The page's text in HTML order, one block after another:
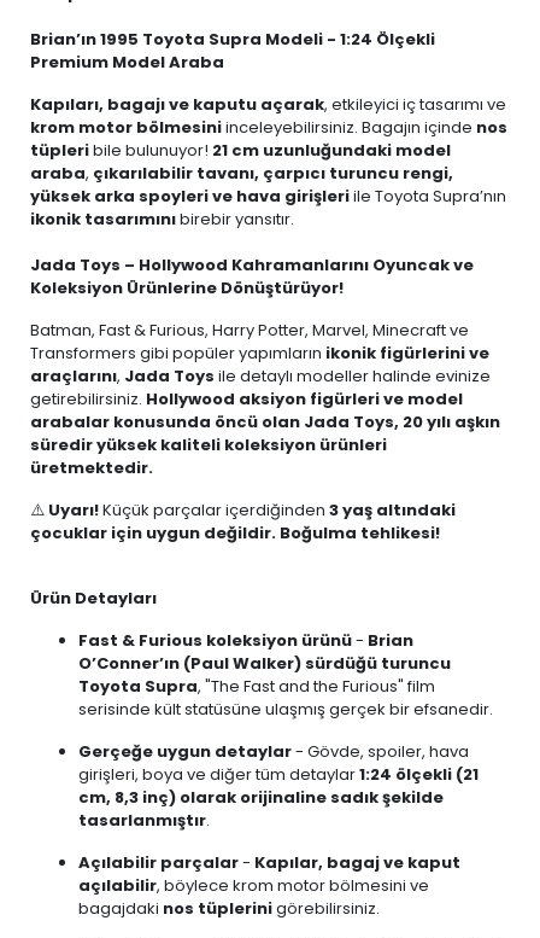
Brian’ın 1995 Toyota Supra Modeli - 1:24 Ölçekli
Premium Model Araba
Kapıları, bagajı ve kaputu açarak, etkileyici iç tasarımı ve
krom motor bölmesiniinceleyebilirsiniz. Bagajın içinde nos
tüpleribile bulunuyor! 21 cm uzunluğundaki model
araba, çıkarılabilir tavanı, çarpıcı turuncu rengi,
yüksek arka spoyleri ve hava girişleriile Toyota Supra’nın
ikonik tasarımınıbirebir yansıtır.
Jada Toys – Hollywood Kahramanlarını Oyuncak ve
Koleksiyon Ürünlerine Dönüştürüyor!
Batman, Fast & Furious, Harry Potter, Marvel, Minecraft ve
Transformers gibi popüler yapımların ikonik figürlerini ve
araçlarını, Jada Toys ile detaylı modeller halinde evinize
getirebilirsiniz. Hollywood aksiyon figürleri ve model
arabalar konusunda öncü olan Jada Toys, 20 yılı aşkın
süredir yüksek kaliteli koleksiyon ürünleri
üretmektedir.
⚠️ Uyarı!Küçük parçalar içerdiğinden 3 yaş altındaki
çocuklar için uygun değildir. Boğulma tehlikesi!
Ürün Detayları
Fast & Furious koleksiyon ürünü- Brian
O’Conner’ın (Paul Walker) sürdüğü turuncu
Toyota Supra, "The Fast and the Furious" film
serisinde kült statüsüne ulaşmış gerçek bir efsanedir.
Gerçeğe uygun detaylar- Gövde, spoiler, hava
girişleri, boya ve diğer tüm detaylar1:24 ölçekli (21
cm, 8,3 inç) olarak orijinaline sadık şekilde
tasarlanmıştır.
Açılabilir parçalar- Kapılar, bagaj ve kaput
açılabilir, böylece krom motor bölmesini ve
bagajdaki nos tüplerinigörebilirsiniz.